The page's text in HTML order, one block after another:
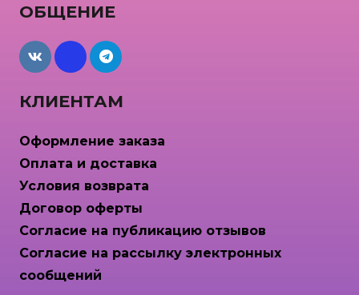
КЛИЕНТАМ
Оформление заказа
Оплата и доставка
Условия возврата
Договор оферты
Согласие на публикацию отзывов
Согласие на рассылку электронных
сообщений
ОБЩЕНИЕ
maxcdn